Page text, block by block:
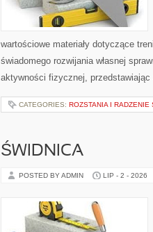
wartościowe materiały dotyczące
świadomego rozwijania własnej
aktywności fizycznej,
CATEGORIES: ROZSTANIA I
ŚWIDNICA
POSTED BY ADMIN LIP - 2 - 2026